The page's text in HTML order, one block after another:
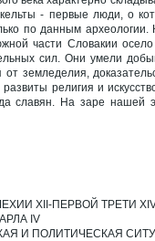
- первые люди, о
по данным археологии.
части Словакии осело
сил. Они умели
земледелия,
религия и
славян. На заре нашей
ХII-ПЕРВОЙ ТРЕТИ
IV
И ПОЛИТИЧЕСКАЯ